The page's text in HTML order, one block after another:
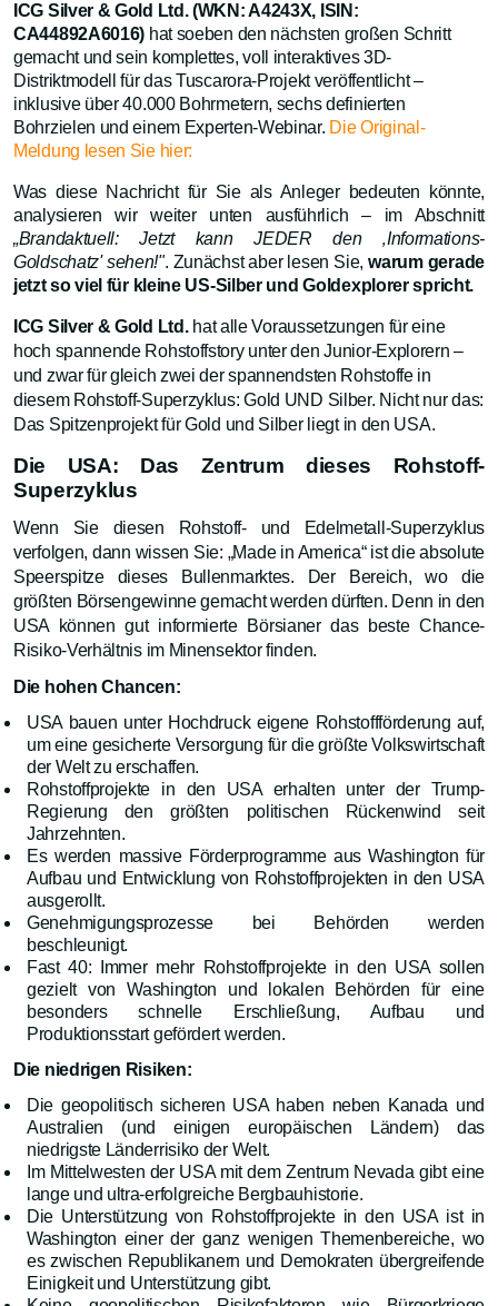
ICG Silver & Gold Ltd. (WKN: A4243X, ISIN:
CA44892A6016) hat soeben den nächsten großen Schritt
gemacht und sein komplettes, voll interaktives 3D-
Distriktmodell für das Tuscarora-Projekt veröffentlicht –
inklusive über 40.000 Bohrmetern, sechs definierten
Bohrzielen und einem Experten-Webinar. Die Original-
Meldung lesen Sie hier:
Was diese Nachricht für Sie als Anleger bedeuten könnte,
analysieren wir weiter unten ausführlich – im Abschnitt
„Brandaktuell: Jetzt kann JEDER den ‚Informations-
Goldschatz' sehen!". Zunächst aber lesen Sie,warum gerade
jetzt so viel für kleine US-Silber und Goldexplorer spricht.
ICG Silver & Gold Ltd. hat alle Voraussetzungen für eine
hoch spannende Rohstoffstory unter den Junior-Explorern –
und zwar für gleich zwei der spannendsten Rohstoffe in
diesem Rohstoff-Superzyklus: Gold UND Silber. Nicht nur das:
Das Spitzenprojekt für Gold und Silber liegt in den USA.
Die USA: Das Zentrum dieses Rohstoff-
Superzyklus
Wenn Sie diesen Rohstoff- und Edelmetall-Superzyklus
verfolgen, dann wissen Sie: „Made in America“ ist die absolute
Speerspitze dieses Bullenmarktes. Der Bereich, wo die
größten Börsengewinne gemacht werden dürften. Denn in den
USA können gut informierte Börsianer das beste Chance-
Risiko-Verhältnis im Minensektor finden.
Die hohen Chancen:
USA bauen unter Hochdruck eigene Rohstoffförderung auf,
um eine gesicherte Versorgung für die größte Volkswirtschaft
der Welt zu erschaffen.
Rohstoffprojekte in den USA erhalten unter der Trump-
Regierung den größten politischen Rückenwind seit
Jahrzehnten.
Es werden massive Förderprogramme aus Washington für
Aufbau und Entwicklung von Rohstoffprojekten in den USA
ausgerollt.
Genehmigungsprozesse bei Behörden werden
beschleunigt.
Fast 40: Immer mehr Rohstoffprojekte in den USA sollen
gezielt von Washington und lokalen Behörden für eine
besonders schnelle Erschließung, Aufbau und
Produktionsstart gefördert werden.
Die niedrigen Risiken:
Die geopolitisch sicheren USA haben neben Kanada und
Australien (und einigen europäischen Ländern) das
niedrigste Länderrisiko der Welt.
Im Mittelwesten der USA mit dem Zentrum Nevada gibt eine
lange und ultra-erfolgreiche Bergbauhistorie.
Die Unterstützung von Rohstoffprojekte in den USA ist in
Washington einer der ganz wenigen Themenbereiche, wo
es zwischen Republikanern und Demokraten übergreifende
Einigkeit und Unterstützung gibt.